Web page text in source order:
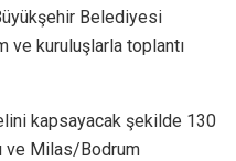
Belediyesi
ve kuruluşlarla toplantı
kapsayacak şekilde 130
ve Milas/Bodrum